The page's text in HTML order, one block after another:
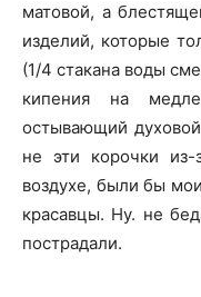
матовой, а
изделий, которые
(1/4 стакана воды
кипения на
остывающий
не эти корочки из-
воздухе, были бы
красавцы. Ну. не
пострадали.